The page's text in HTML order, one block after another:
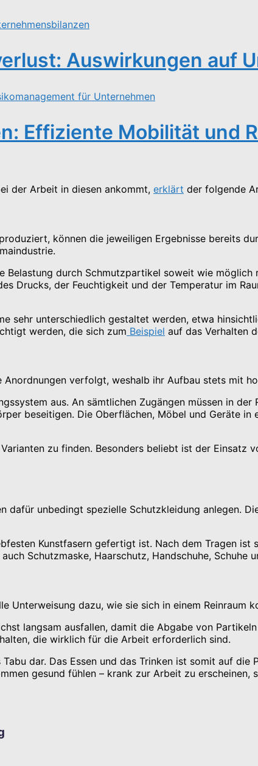
Auswirkungen auf
Effiziente Mobilität und
der Arbeit in diesen ankommt, erklärt der folgende
können die jeweiligen Ergebnisse bereits
Belastung durch Schmutzpartikel soweit wie
Drucks, der Feuchtigkeit und der Temperatur im
sehr unterschiedlich gestaltet werden, etwa
werden, die sich zum Beispiel auf das Verhalten
verfolgt, weshalb ihr Aufbau stets mit
aus. An sämtlichen Zugängen müssen in
beseitigen. Die Oberflächen, Möbel und Geräte in
zu finden. Besonders beliebt ist der Einsatz
dafür unbedingt spezielle Schutzkleidung anlegen.
Kunstfasern gefertigt ist. Nach dem Tragen ist
Schutzmaske, Haarschutz, Handschuhe, Schuhe
Unterweisung dazu, wie sie sich in einem Reinraum
langsam ausfallen, damit die Abgabe von
die wirklich für die Arbeit erforderlich sind.
dar. Das Essen und das Trinken ist somit auf
gesund fühlen – krank zur Arbeit zu erscheinen,